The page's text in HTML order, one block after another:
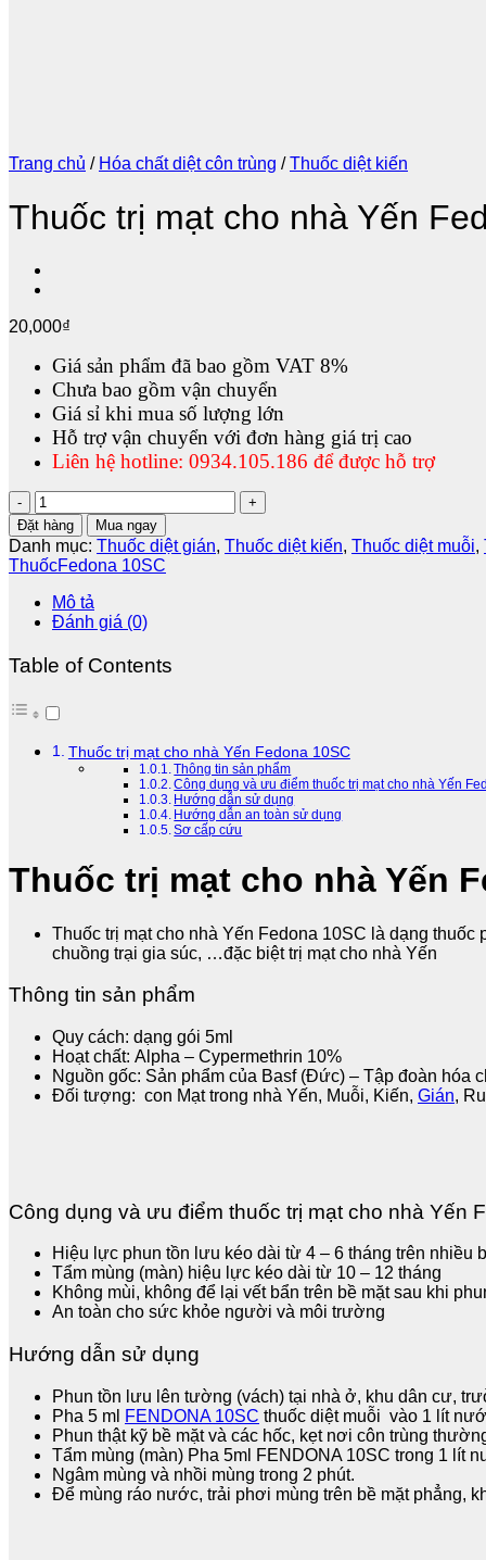
Trang chủ / Hóa chất diệt côn trùng / Thuốc diệt kiến
Thuốc trị mạt cho nhà Yến
20,000₫
Giá sản phẩm đã bao gồm VAT 8%
Chưa bao gồm vận chuyển
Giá sỉ khi mua số lượng lớn
Hỗ trợ vận chuyển với đơn hàng giá trị cao
Liên hệ hotline: 0934.105.186 để được hỗ trợ
Thuốc
trị
mạt
cho
nhà
Yến
Fedona
10SC
số
lượng
Đặt hàng Mua ngay
Danh mục: Thuốc diệt gián, Thuốc diệt kiến, Thuốc diệt muỗi,
ThuốcFedona 10SC
Mô tả
Đánh giá (0)
Table of Contents
Thuốc trị mạt cho nhà Yến Fedona 10SC
Thông tin sản phẩm
Công dụng và ưu điểm thuốc trị mạt cho nhà Yến
Hướng dẫn sử dụng
Hướng dẫn an toàn sử dụng
Sơ cấp cứu
Thuốc trị mạt cho nhà Yến
Thuốc trị mạt cho nhà Yến Fedona 10SC là dạng
chuồng trại gia súc, …đặc biệt trị mạt cho nhà Yến
Thông tin sản phẩm
Quy cách: dạng gói 5ml
Hoạt chất: Alpha – Cypermethrin 10%
Nguồn gốc: Sản phẩm của Basf (Đức) – Tập đoàn hóa
Đối tượng: con Mạt trong nhà Yến, Muỗi, Kiến, Gián,
Công dụng và ưu điểm thuốc trị mạt cho nhà Yến
Hiệu lực phun tồn lưu kéo dài từ 4 – 6 tháng trên
Tẩm mùng (màn) hiệu lực kéo dài từ 10 – 12 tháng
Không mùi, không để lại vết bẩn trên bề mặt sau khi
An toàn cho sức khỏe người và môi trường
Hướng dẫn sử dụng
Phun tồn lưu lên tường (vách) tại nhà ở, khu dân cư,
Pha 5 ml FENDONA 10SC thuốc diệt muỗi vào 1 lít
Phun thật kỹ bề mặt và các hốc, kẹt nơi côn trùng
Tẩm mùng (màn) Pha 5ml FENDONA 10SC trong 1 lít
Ngâm mùng và nhồi mùng trong 2 phút.
Để mùng ráo nước, trải phơi mùng trên bề mặt phẳng,